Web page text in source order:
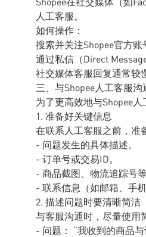
人工客服。
如何操作：
搜索并关注Shopee官方
通过私信（Direct
社交媒体客服回复通常较
三、与Shopee人工客服
为了更高效地与Shopee
1. 准备好关键信息
在联系人工客服之前，准
- 问题发生的具体描述。
- 订单号或交易ID。
- 商品截图、物流追踪号等
- 联系信息（如邮箱、手机
2. 描述问题时要清晰简洁
与客服沟通时，尽量使用
- 问题： “我收到的商品